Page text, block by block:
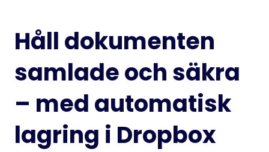
Håll dokumenten
samlade och säkra
– med automatisk
lagring i Dropbox